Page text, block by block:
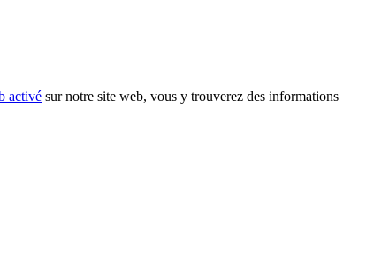
activé sur notre site web, vous y trouverez des informations